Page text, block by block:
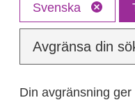
Svenska
Avgränsa din
Din avgränsning ger